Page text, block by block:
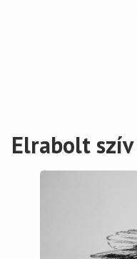
Elrabolt szív